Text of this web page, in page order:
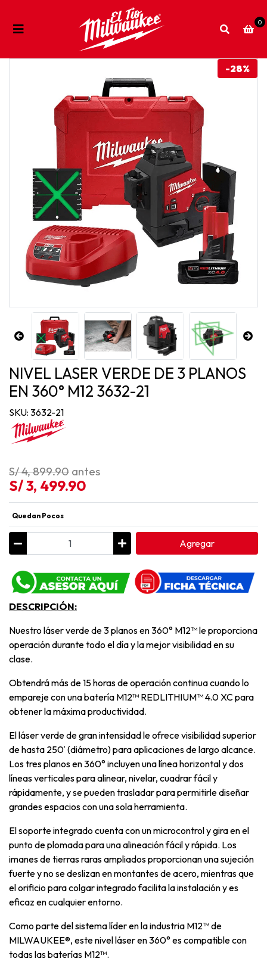
0
-28%
NIVEL LASER VERDE DE 3 PLANOS
EN 360° M12 3632-21
SKU: 3632-21
S/ 4, 899.90 antes
S/ 3, 499.90
Quedan Pocos
Agregar
DESCRIPCIÓN:
Nuestro láser verde de 3 planos en 360° M12™ le proporciona
operación durante todo el día y la mejor visibilidad en su
clase.
Obtendrá más de 15 horas de operación continua cuando lo
empareje con una batería M12™ REDLITHIUM™ 4.0 XC para
obtener la máxima productividad.
El láser verde de gran intensidad le ofrece visibilidad superior
de hasta 250' (diámetro) para aplicaciones de largo alcance.
Los tres planos en 360° incluyen una línea horizontal y dos
líneas verticales para alinear, nivelar, cuadrar fácil y
rápidamente, y se pueden trasladar para permitirle diseñar
grandes espacios con una sola herramienta.
El soporte integrado cuenta con un microcontrol y gira en el
punto de plomada para una alineación fácil y rápida. Los
imanes de tierras raras ampliados proporcionan una sujeción
fuerte y no se deslizan en montantes de acero, mientras que
el orificio para colgar integrado facilita la instalación y es
eficaz en cualquier entorno.
Como parte del sistema líder en la industria M12™ de
MILWAUKEE®, este nivel láser en 360° es compatible con
todas las baterías M12™.